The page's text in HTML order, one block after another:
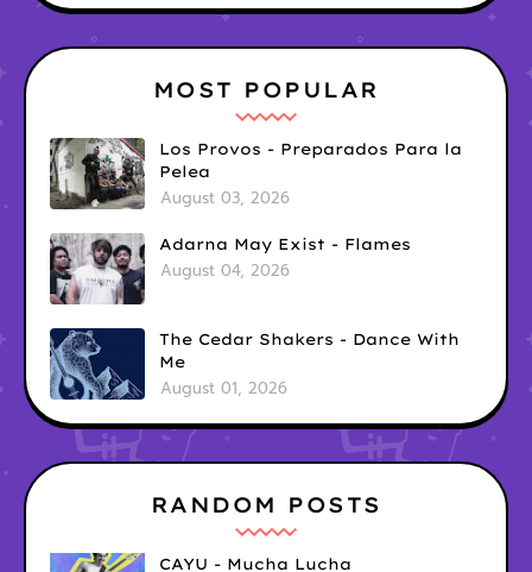
MOST POPULAR
Los Provos - Preparados Para la
Pelea
August 03, 2026
Adarna May Exist - Flames
August 04, 2026
The Cedar Shakers - Dance With
Me
August 01, 2026
RANDOM POSTS
CAYU - Mucha Lucha